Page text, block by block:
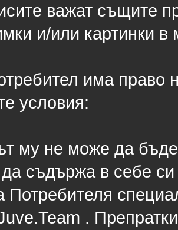
важат същите
и/или картинки
има право
условия:
му не може да
съдържа в себе
Потребителя
.